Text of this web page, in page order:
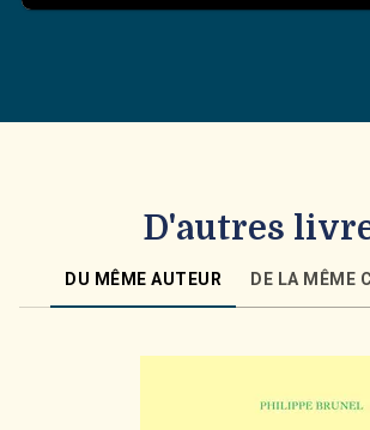
D'autres
DU MÊME AUTEUR DE LA MÊME